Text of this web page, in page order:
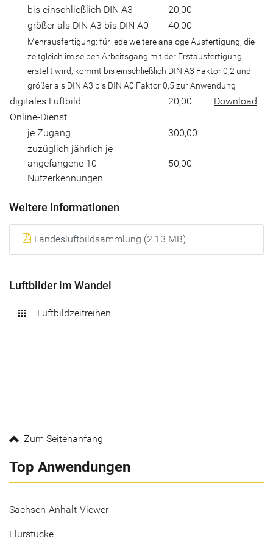
bis einschließlich DIN A3
20,00
größer als DIN A3 bis DIN A0
40,00
Mehrausfertigung: für jede weitere analoge Ausfertigung, die
zeitgleich im selben Arbeitsgang mit der Erstausfertigung
erstellt wird, kommt bis einschließlich DIN A3 Faktor 0,2 und
größer als DIN A3 bis DIN A0 Faktor 0,5 zur Anwendung
digitales Luftbild 20,00
Download
Online-Dienst
je Zugang
300,00
zuzüglich jährlich je
angefangene 10
Nutzerkennungen
50,00
Weitere Informationen
Landesluftbildsammlung (2.13 MB)
Luftbilder im Wandel
apps Luftbildzeitreihen
Zum Seitenanfang
Top Anwendungen
Sachsen-Anhalt-Viewer
Flurstücke